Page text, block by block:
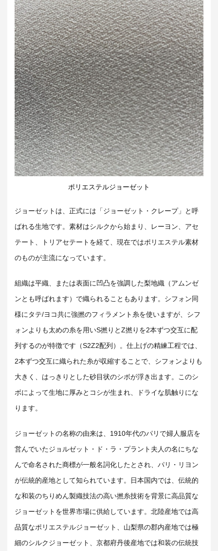
ポリエステルジョーゼット
ジョーゼットは、正式には「ジョーゼット・クレープ」と呼
ばれる生地です。素材はシルクから始まり、レーヨン、アセ
テート、トリアセテートを経て、現在ではポリエステル素材
のものが主流になっています。
組織は平織、または表面に凹凸を強調した梨地織（アムンゼ
ンとも呼ばれます）で織られることもあります。シフォン同
様にタテ/ヨコ共に強撚のフィラメント糸を使いますが、シフ
ォンよりも太めの糸を用いS撚りとZ撚りを2本ずつ交互に配
列するのが特徴です（S2Z2配列）。仕上げの精練工程では、
2本ずつ交互に織られた糸が収縮することで、シフォンよりも
大きく、はっきりとした砂目状のシボが浮き出ます。このシ
ボによって生地に厚みとコシが生まれ、ドライな肌触りにな
ります。
ジョーゼットの名称の由来は、1910年代のパリで婦人服店を
営んでいたジョルゼット・ド・ラ・プラント夫人の名にちな
んで命名された商標が一般名詞化したとされ、パリ・リヨン
が伝統的産地として知られています。日本国内では、伝統的
な和装のちりめん製織技法の高い撚糸技術を背景に高品質な
ジョーゼットを世界市場に供給しています。北陸産地では高
品質なポリエステルジョーゼット、山梨県の郡内産地では極
細のシルクジョーゼット、京都府丹後産地では和装の伝統技